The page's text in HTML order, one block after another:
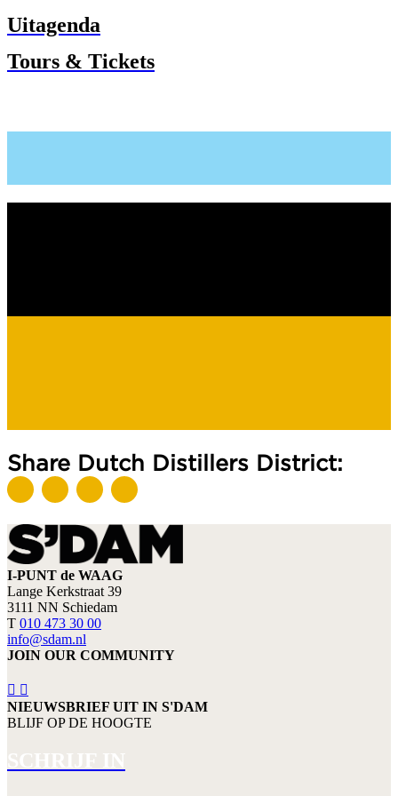
Uitagenda
Tours & Tickets
Share Dutch Distillers District:
I-PUNT de WAAG
Lange Kerkstraat 39
3111 NN Schiedam
T 010 473 30 00
info@sdam.nl
JOIN OUR COMMUNITY
NIEUWSBRIEF UIT IN S'DAM
BLIJF OP DE HOOGTE
SCHRIJF IN